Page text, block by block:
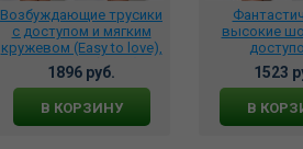
Возбуждающие трусики
с доступом и мягким
кружевом (Easy to love),
04298XS/S(42-44)
1896 руб.
В КОРЗИНУ
высокие
аккуратными
(Easy to
1523
В